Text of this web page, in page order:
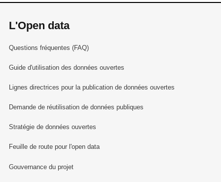
L'Open data
Questions fréquentes (FAQ)
Guide d'utilisation des données ouvertes
Lignes directrices pour la publication de données ouvertes
Demande de réutilisation de données publiques
Stratégie de données ouvertes
Feuille de route pour l'open data
Gouvernance du projet